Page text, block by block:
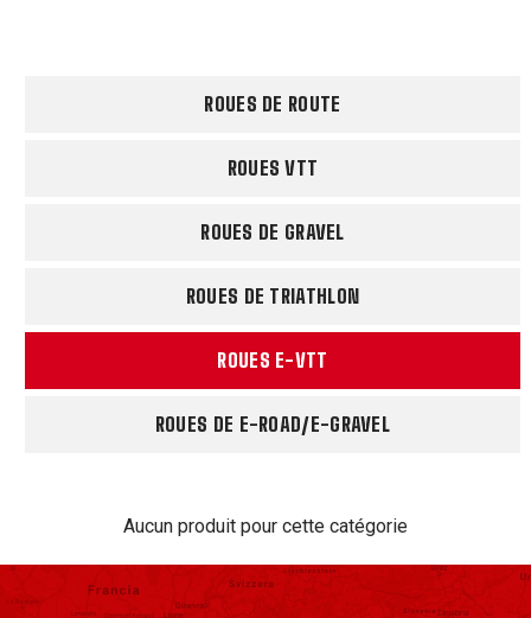
ROUES DE ROUTE
ROUES VTT
ROUES DE GRAVEL
ROUES DE TRIATHLON
ROUES E-VTT
ROUES DE E-ROAD/E-GRAVEL
Aucun produit pour cette catégorie